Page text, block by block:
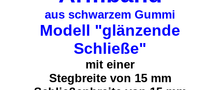
aus schwarzem Gummi
Modell "glänzende
Schließe"
mit einer
Stegbreite von 15 mm